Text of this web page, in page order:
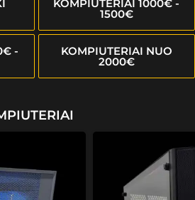
KOMPIUTERIAI 1000€ -
1500€
- KOMPIUTERIAI NUO
2000€